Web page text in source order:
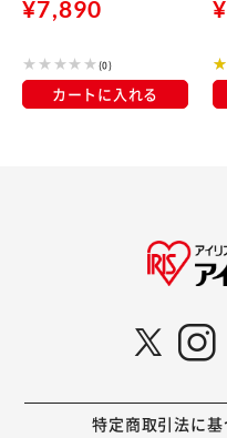
¥7,890
(0)
カートに入れる
特定商取引法に